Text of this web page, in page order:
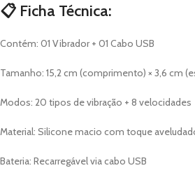
📋 Ficha Técnica:
Contém: 01 Vibrador + 01 Cabo USB
Tamanho: 15,2 cm (comprimento) × 3,6 cm
Modos: 20 tipos de vibração + 8 velocidades
Material: Silicone macio com toque
Bateria: Recarregável via cabo USB